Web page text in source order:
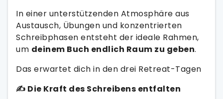
In einer unterstützenden Atmosphäre aus
Austausch, Übungen und konzentrierten
Schreibphasen entsteht der ideale Rahmen,
um deinem Buch endlich Raum zu geben.
Das erwartet dich in den drei Retreat-Tagen
✍️ Die Kraft des Schreibens entfalten